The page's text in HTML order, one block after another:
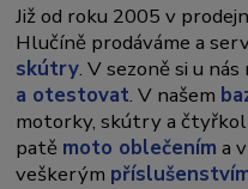
Již od roku 2005 v
Hlučíně prodáváme a
skútry. V sezoně si u
a otestovat. V našem
motorky, skútry a
patě moto oblečením a
veškerým